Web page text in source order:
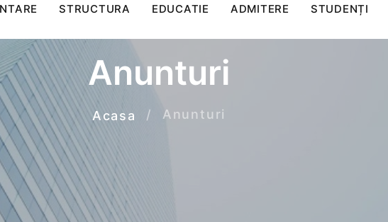
STRUCTURA EDUCATIE ADMITERE STUDENȚI
Anunturi
Acasa Anunturi